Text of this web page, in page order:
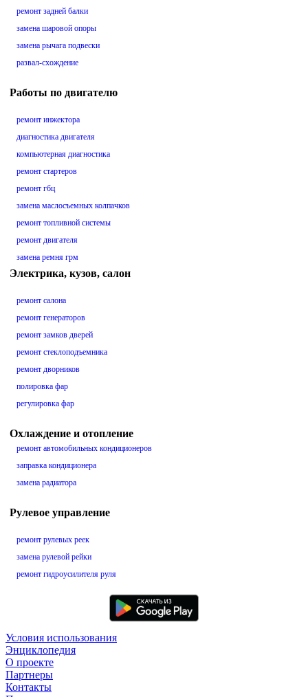
ремонт задней балки
замена шаровой опоры
замена рычага подвески
развал-схождение
Работы по двигателю
ремонт инжектора
диагностика двигателя
компьютерная диагностика
ремонт стартеров
ремонт гбц
замена маслосъемных колпачков
ремонт топливной системы
ремонт двигателя
замена ремня грм
Электрика, кузов, салон
ремонт салона
ремонт генераторов
ремонт замков дверей
ремонт стеклоподъемника
ремонт дворников
полировка фар
регулировка фар
Охлаждение и отопление
ремонт автомобильных кондиционеров
заправка кондиционера
замена радиатора
Рулевое управление
ремонт рулевых реек
замена рулевой рейки
ремонт гидроусилителя руля
Условия использования
Энциклопедия
О проекте
Партнеры
Контакты